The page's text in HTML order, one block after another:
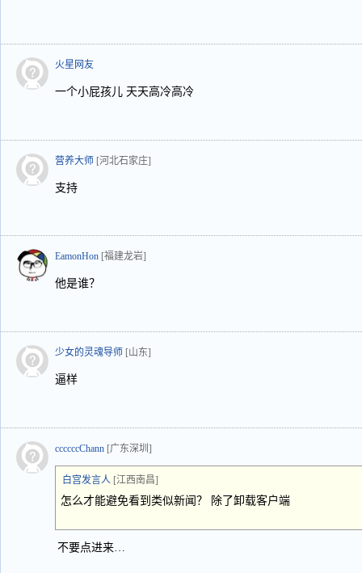
火星网友
一个小屁孩儿 天天高冷高冷
营养大师 [河北石家庄]
支持
EamonHon [福建龙岩]
他是谁？
少女的灵魂导师 [山东]
逼样
ccccccChann [广东深圳]
白宫发言人 [江西南昌]
怎么才能避免看到类似新闻？ 除了卸载客户端
不要点进来…